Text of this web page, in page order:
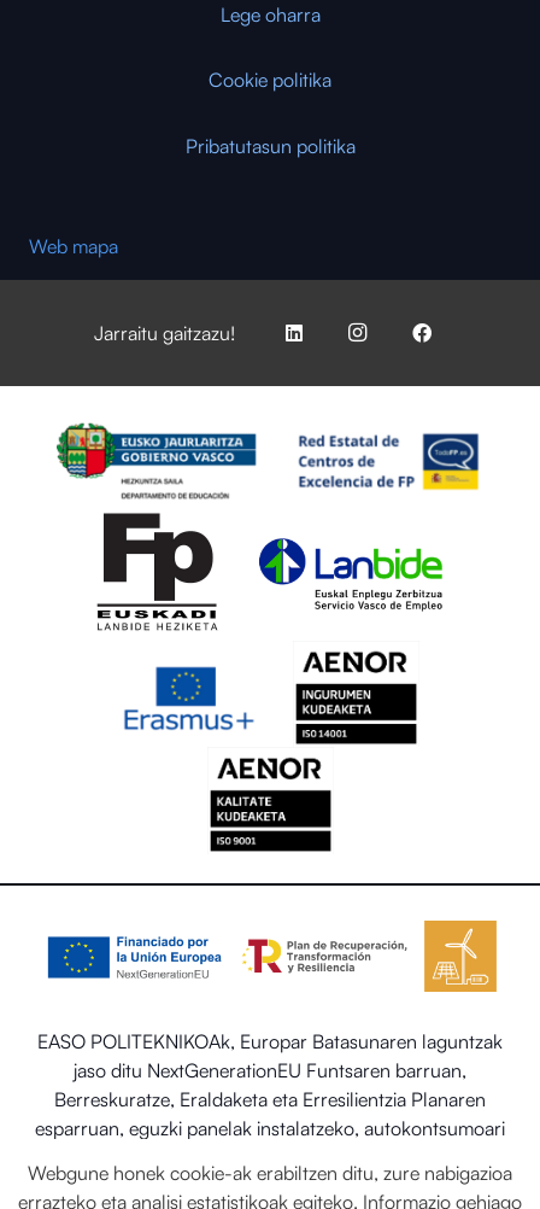
Lege oharra
Cookie politika
Pribatutasun politika
Web mapa
Jarraitu gaitzazu!
EASO POLITEKNIKOAk, Europar Batasunaren laguntzak
jaso ditu NextGenerationEU Funtsaren barruan,
Berreskuratze, Eraldaketa eta Erresilientzia Planaren
esparruan, eguzki panelak instalatzeko, autokontsumoari
berriztagarriekin, baita ere Trantsizio Ekologikorako eta
Webgune honek cookie-ak erabiltzen ditu, zure nabigazioa
errazteko eta analisi estatistikoak egiteko. Informazio gehiago